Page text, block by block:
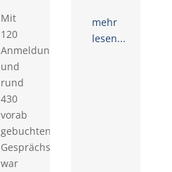
Mit
120
Anmeldungen
und
rund
430
vorab
gebuchten
Gesprächswünschen
war
mehr
lesen...